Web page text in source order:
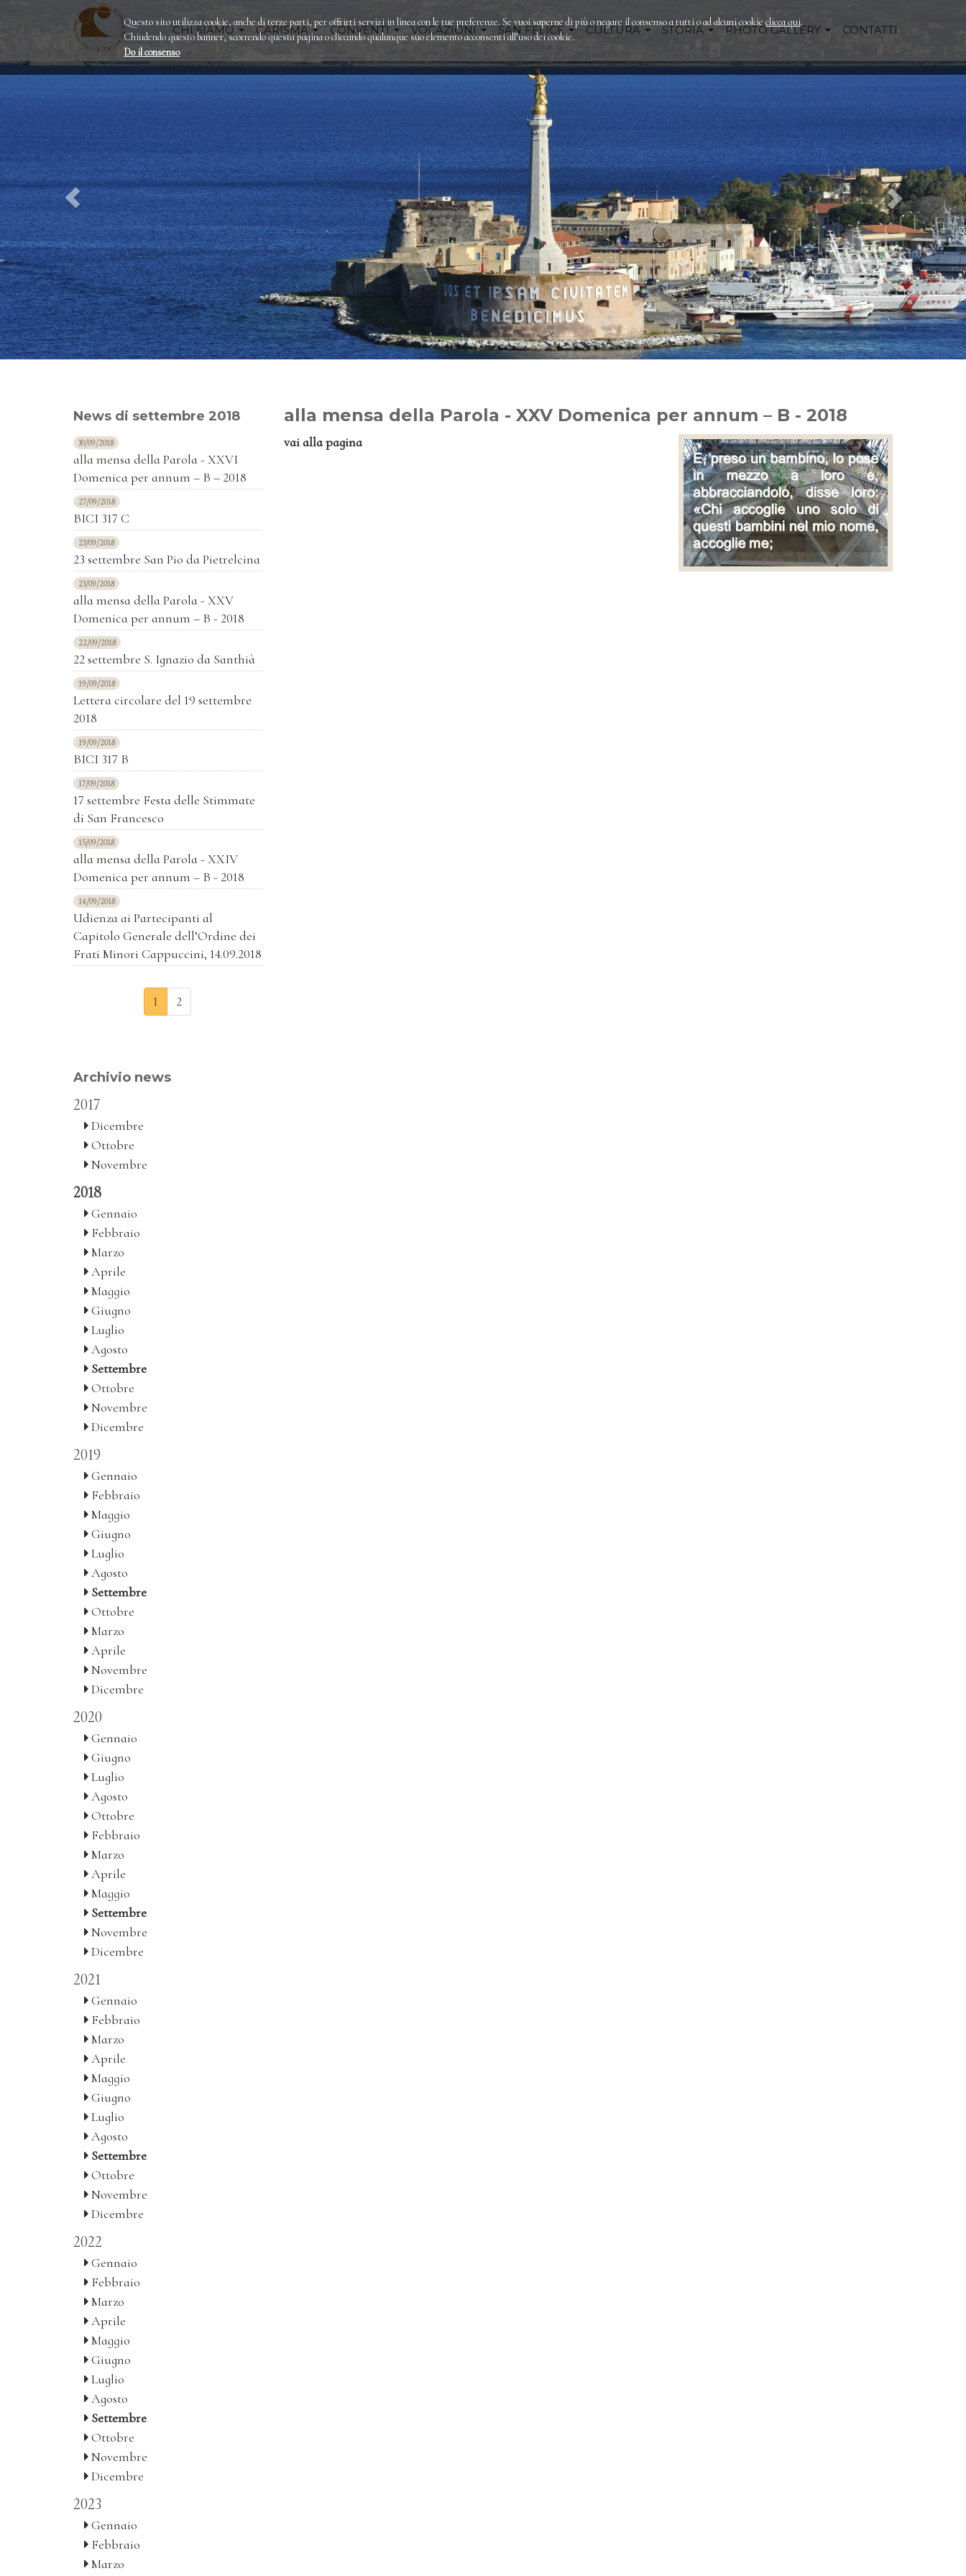
CHI SIAMO CARISMA CONVENTI VOCAZIONI SAN FELICE CULTURA STORIA PHOTO GALLERY CONTATTI
News di settembre 2018
30/09/2018
alla mensa della Parola - XXVI
Domenica per annum – B – 2018
27/09/2018
BICI 317 C
23/09/2018
23 settembre San Pio da Pietrelcina
23/09/2018
alla mensa della Parola - XXV
Domenica per annum – B - 2018
22/09/2018
22 settembre S. Ignazio da Santhià
19/09/2018
Lettera circolare del 19 settembre
2018
19/09/2018
BICI 317 B
17/09/2018
17 settembre Festa delle Stimmate
di San Francesco
15/09/2018
alla mensa della Parola - XXIV
Domenica per annum – B - 2018
14/09/2018
Udienza ai Partecipanti al
Capitolo Generale dell’Ordine dei
Frati Minori Cappuccini, 14.09.2018
1 2
Archivio news
2017
Dicembre
Ottobre
Novembre
2018
Gennaio
Febbraio
Marzo
Aprile
Maggio
Giugno
Luglio
Agosto
Settembre
Ottobre
Novembre
Dicembre
2019
Gennaio
Febbraio
Maggio
Giugno
Luglio
Agosto
Settembre
Ottobre
Marzo
Aprile
Novembre
Dicembre
2020
Gennaio
Giugno
Luglio
Agosto
Ottobre
Febbraio
Marzo
Aprile
Maggio
Settembre
Novembre
Dicembre
2021
Gennaio
Febbraio
Marzo
Aprile
Maggio
Giugno
Luglio
Agosto
Settembre
Ottobre
Novembre
Dicembre
2022
Gennaio
Febbraio
Marzo
Aprile
Maggio
Giugno
Luglio
Agosto
Settembre
Ottobre
Novembre
Dicembre
2023
Gennaio
Febbraio
Marzo
alla mensa della Parola - XXV Domenica per annum – B - 2018
vai alla pagina
Questo sito utilizza cookie, anche di terze parti, per offrirti servizi in linea con le tue preferenze. Se vuoi saperne di più o negare il consenso a tutti o ad alcuni cookie clicca qui.
Chiudendo questo banner, scorrendo questa pagina o cliccando qualunque suo elemento acconsenti all’uso dei cookie.
Do il consenso